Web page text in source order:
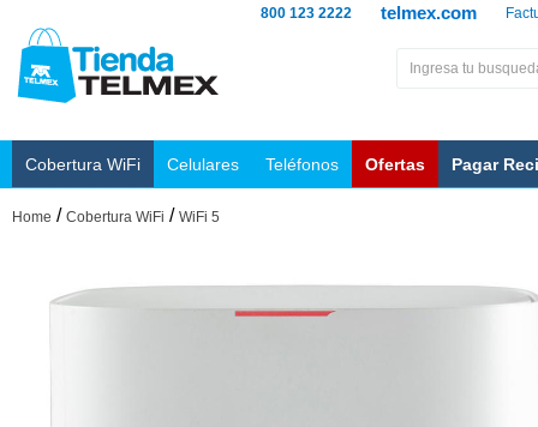
telmex.com
800 123 2222
Cobertura WiFi Celulares Teléfonos Ofertas Pagar
Home / Cobertura WiFi / WiFi 5